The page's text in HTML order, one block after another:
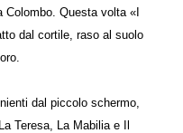
Questa volta «I
dal cortile, raso al suolo
dal piccolo schermo,
Teresa, La Mabilia e Il